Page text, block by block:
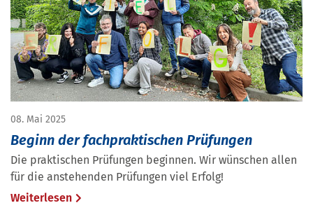
08. Mai 2025
Beginn der fachpraktischen Prüfungen
Die praktischen Prüfungen beginnen. Wir wünschen allen
für die anstehenden Prüfungen viel Erfolg!
Weiterlesen